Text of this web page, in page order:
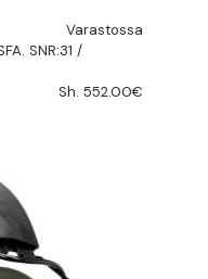
Varastossa
SNR:31 /
Sh. 552.00€